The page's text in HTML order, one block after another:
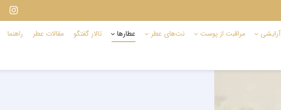
آرایشی مراقبت از پوست نت‌های عطر عطارها تالار گفتگو مقالات عطر راهنما